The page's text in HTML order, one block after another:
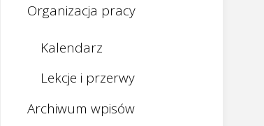
Organizacja pracy
Kalendarz
Lekcje i przerwy
Archiwum wpisów